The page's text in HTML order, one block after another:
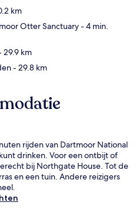
km
Otter Sanctuary- 4 min.
29.9 km
- 29.8 km
rijden van Dartmoor National
drinken. Voor een ontbijt of
bij Northgate House. Tot de
en een tuin. Andere reizigers